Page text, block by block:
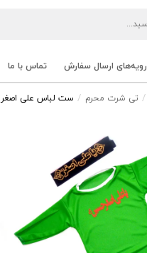
رویه‌های ارسال سفارش تماس با ما
تی شرت محرم ست لباس علی اصغر